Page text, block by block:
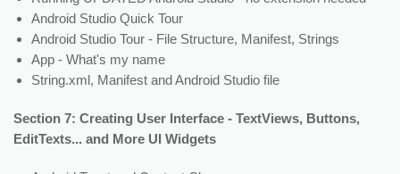
Android Studio Quick Tour
Android Studio Tour - File Structure, Manifest, Strings
App - What's my name
String.xml, Manifest and Android Studio file
Section 7: Creating User Interface - TextViews, Buttons,
EditTexts... and More UI Widgets